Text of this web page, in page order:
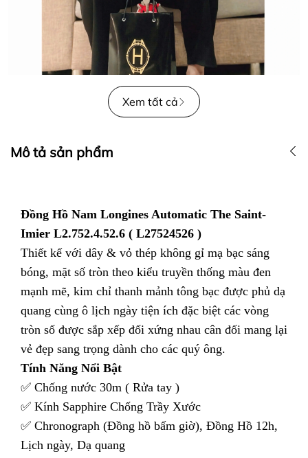
Xem tất cả
Mô tả sản phẩm
Đồng Hồ Nam Longines Automatic The Saint-
Imier L2.752.4.52.6 ( L27524526 )
Thiết kế với dây & vỏ thép không gỉ mạ bạc sáng
bóng, mặt số tròn theo kiểu truyền thống màu đen
mạnh mẽ, kim chỉ thanh mảnh tông bạc được phủ dạ
quang cùng ô lịch ngày tiện ích đặc biệt các vòng
tròn số được sắp xếp đối xứng nhau cân đối mang lại
vẻ đẹp sang trọng dành cho các quý ông.
Tính Năng Nổi Bật
✅ Chống nước 30m ( Rửa tay )
✅ Kính Sapphire Chống Trầy Xước
✅ Chronograph (Đồng hồ bấm giờ), Đồng Hồ 12h,
Lịch ngày, Dạ quang